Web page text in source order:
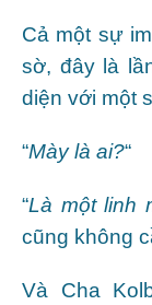
Cả một sự
sờ, đây là
diện với một
“Mày là ai?“
“Là một linh
cũng không
Và Cha